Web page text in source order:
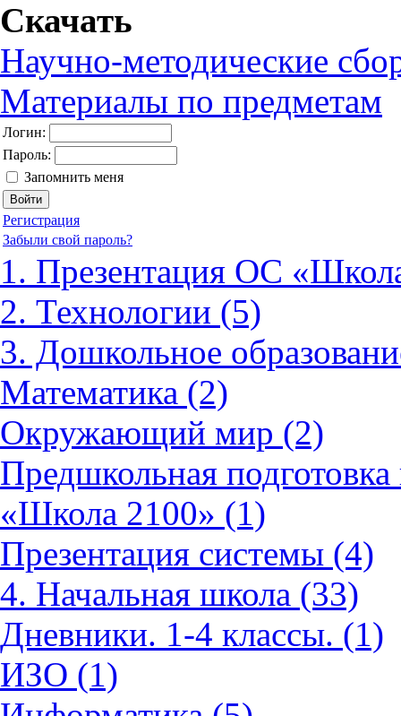
Скачать
Научно-методические
Материалы по предметам
Логин:
Пароль:
Запомнить меня
Регистрация
Забыли свой пароль?
1. Презентация ОС
2. Технологии (5)
3. Дошкольное
Математика (2)
Окружающий мир (2)
Предшкольная
«Школа 2100» (1)
Презентация системы (4)
4. Начальная школа (33)
Дневники. 1-4 классы. (1)
ИЗО (1)